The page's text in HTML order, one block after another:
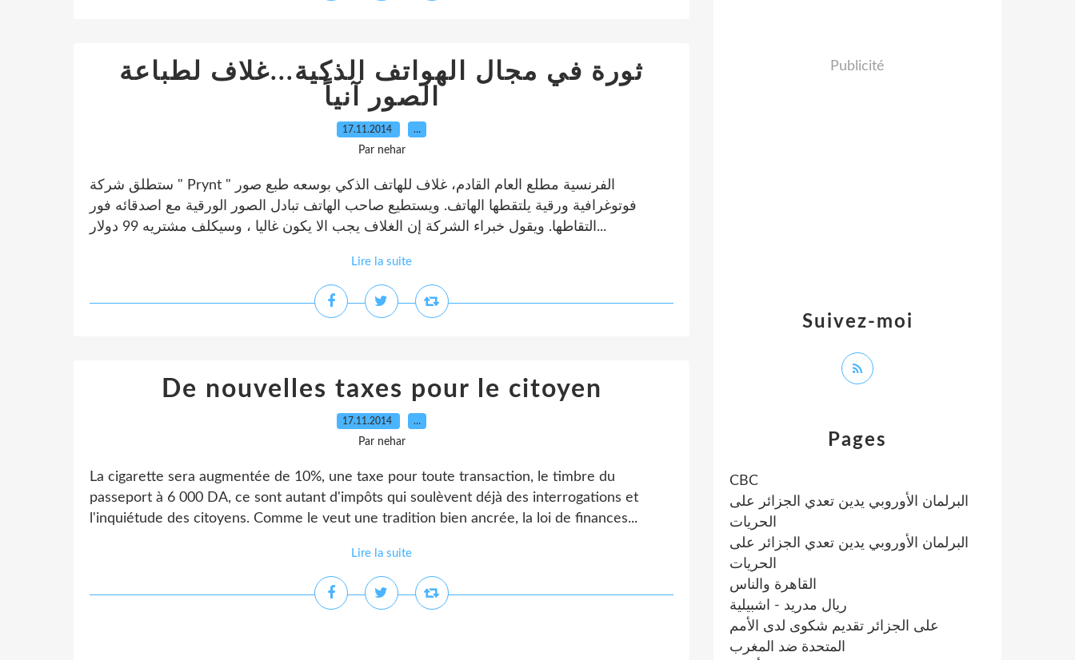
ثورة في مجال الهواتف الذكية...غلاف لطباعة
الصور آنياً
17.11.2014 …
Par nehar
ستطلق شركة " Prynt " الفرنسية مطلع العام القادم، غلاف للهاتف الذكي بوسعه طبع صور
فوتوغرافية ورقية يلتقطها الهاتف. ويستطيع صاحب الهاتف تبادل الصور الورقية مع اصدقائه فور
التقاطها. ويقول خبراء الشركة إن الغلاف يجب الا يكون غاليا ، وسيكلف مشتريه 99 دولار...
Lire la suite
De nouvelles taxes pour le citoyen
17.11.2014 …
Par nehar
La cigarette sera augmentée de 10%, une taxe pour toute transaction, le timbre du
passeport à 6 000 DA, ce sont autant d'impôts qui soulèvent déjà des interrogations et
l'inquiétude des citoyens. Comme le veut une tradition bien ancrée, la loi de finances...
Lire la suite
Pages
CBC
البرلمان الأوروبي يدين تعدي الجزائر على
الحريات
البرلمان الأوروبي يدين تعدي الجزائر على
الحريات
القاهرة والناس
ريال مدريد - اشبيلية
على الجزائر تقديم شكوى لدى الأمم
المتحدة ضد المغرب
Suivez-moi
Publicité